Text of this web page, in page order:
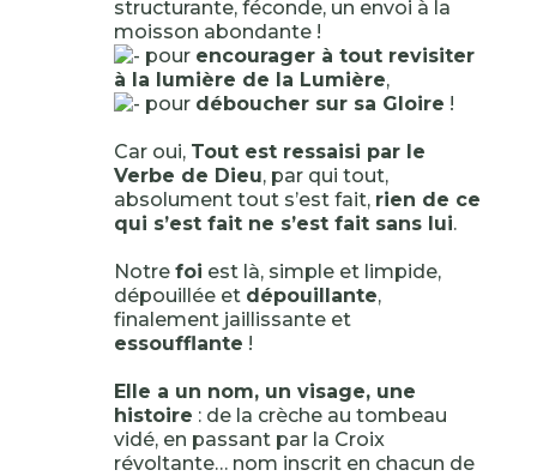
structurante, féconde, un envoi à la
moisson abondante !
pour encourager à tout revisiter
à la lumière de la Lumière,
pour déboucher sur sa Gloire !
Car oui, Tout est ressaisi par le
Verbe de Dieu, par qui tout,
absolument tout s’est fait, rien de ce
qui s’est fait ne s’est fait sans lui.
Notre foi est là, simple et limpide,
dépouillée et dépouillante,
finalement jaillissante et
essoufflante !
Elle a un nom, un visage, une
histoire : de la crèche au tombeau
vidé, en passant par la Croix
révoltante… nom inscrit en chacun de